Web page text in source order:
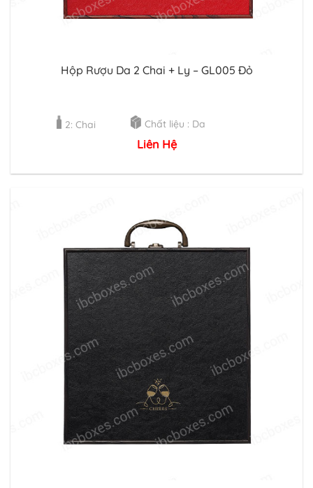
Hộp Rượu Da 2 Chai + Ly – GL005 Đỏ
2: Chai Chất liệu : Da
Liên Hệ